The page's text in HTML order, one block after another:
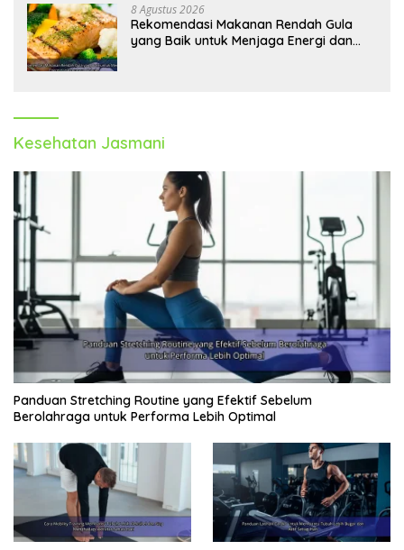
8 Agustus 2026
Rekomendasi Makanan Rendah Gula
yang Baik untuk Menjaga Energi dan
Kesehatan Jasmani
Panduan Stretching Routine yang Efektif Sebelum
Berolahraga untuk Performa Lebih Optimal